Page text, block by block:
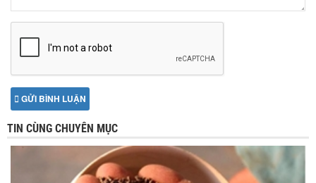
GỬI BÌNH LUẬN
TIN CÙNG CHUYÊN MỤC